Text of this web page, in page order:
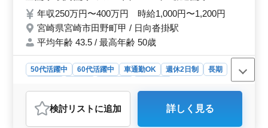
年収250万円〜400万円 時給1,000円〜1,200円
宮崎県宮崎市田野町甲 / 日向沓掛駅
平均年齢 43.5 / 最高年齢 50歳
50代活躍中 60代活躍中 車通勤OK 週休2日制
長期
調理師・調理補助・スタッフ
おすすめポイント
検討リスト に追加 詳しく見る